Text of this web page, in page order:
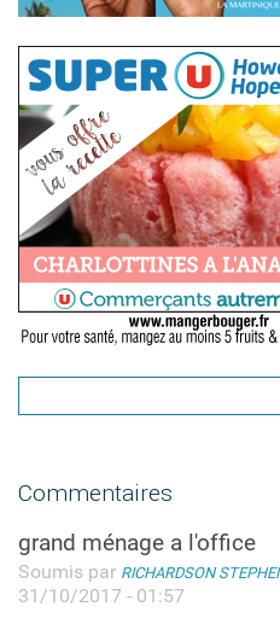
Commentaires
grand ménage a l'office
Soumis par RICHARDSON
31/10/2017 - 01:57